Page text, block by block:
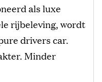
als luxe
rijbeleving, wordt
drivers car.
Minder